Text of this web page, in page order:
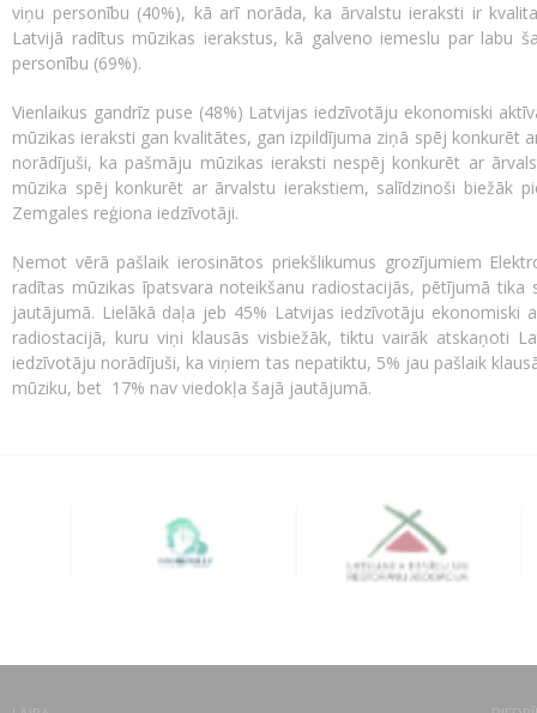
viņu personību (40%), kā arī norāda, ka ārvalstu ieraksti ir
Latvijā radītus mūzikas ierakstus, kā galveno iemeslu par labu
personību (69%).
Vienlaikus gandrīz puse (48%) Latvijas iedzīvotāju ekonomiski
mūzikas ieraksti gan kvalitātes, gan izpildījuma ziņā spēj konkurēt
norādījuši, ka pašmāju mūzikas ieraksti nespēj konkurēt ar
mūzika spēj konkurēt ar ārvalstu ierakstiem, salīdzinoši biežāk
Zemgales reģiona iedzīvotāji.
Ņemot vērā pašlaik ierosinātos priekšlikumus grozījumiem
radītas mūzikas īpatsvara noteikšanu radiostacijās, pētījumā
jautājumā. Lielākā daļa jeb 45% Latvijas iedzīvotāju
radiostacijā, kuru viņi klausās visbiežāk, tiktu vairāk atskaņoti
iedzīvotāju norādījuši, ka viņiem tas nepatiktu, 5% jau pašlaik
mūziku, bet 17% nav viedokļa šajā jautājumā.